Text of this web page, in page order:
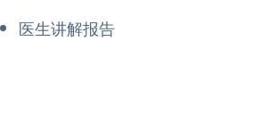
医生讲解报告